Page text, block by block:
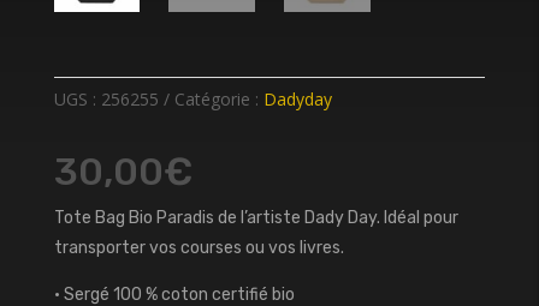
UGS : 256255 Catégorie : Dadyday
30,00€
Tote Bag Bio Paradis de l’artiste Dady Day. Idéal pour
transporter vos courses ou vos livres.
• Sergé 100 % coton certifié bio